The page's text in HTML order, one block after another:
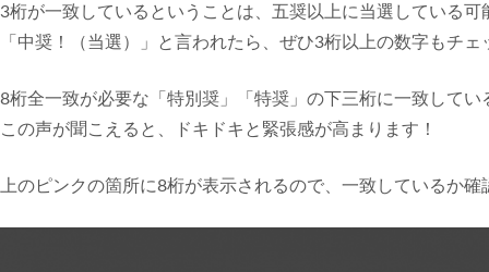
3桁が一致しているということは、五奨以上に当選している可
「中奨！（当選）」と言われたら、ぜひ3桁以上の数字もチ
8桁全一致が必要な「特別奨」「特奨」の下三桁に一致してい
この声が聞こえると、ドキドキと緊張感が高まります！
上のピンクの箇所に8桁が表示されるので、一致しているか